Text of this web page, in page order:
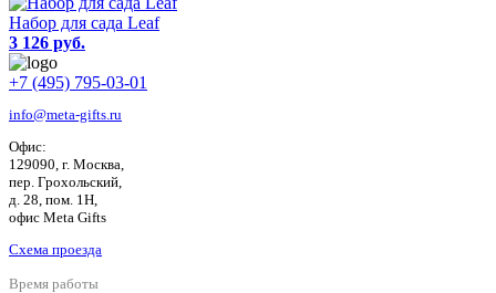
Набор для сада Leaf
3 126 руб.
+7 (495) 795-03-01
info@meta-gifts.ru
Офис:
129090, г. Москва,
пер. Грохольский,
д. 28, пом. 1Н,
офис Meta Gifts
Схема проезда
Время работы